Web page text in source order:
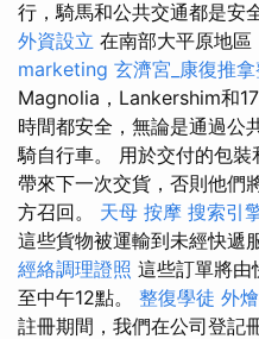
行，騎馬和公共交通都是安
外資設立 在南部大平原地區
marketing 玄濟宮_康復推
Magnolia，Lankershim和
時間都安全，無論是通過公
騎自行車。 用於交付的包
帶來下一次交貨，否則他們
方召回。 天母 按摩 搜索引
這些貨物被運輸到未經快遞
經絡調理證照 這些訂單將由
至中午12點。 整復學徒 外
註冊期間，我們在公司登記